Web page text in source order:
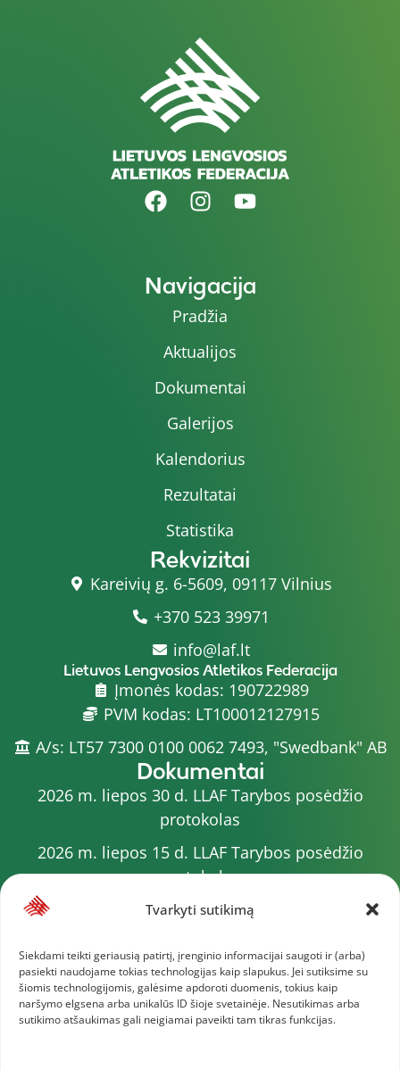
Tvarkyti sutikimą
Siekdami teikti geriausią patirtį, įrenginio informacijai saugoti ir (arba)
pasiekti naudojame tokias technologijas kaip slapukus. Jei sutiksime su
šiomis technologijomis, galėsime apdoroti duomenis, tokius kaip
naršymo elgsena arba unikalūs ID šioje svetainėje. Nesutikimas arba
sutikimo atšaukimas gali neigiamai paveikti tam tikras funkcijas.
Navigacija
Pradžia
Aktualijos
Dokumentai
Galerijos
Kalendorius
Rezultatai
Statistika
Rekvizitai
Kareivių g. 6-5609, 09117 Vilnius
+370 523 39971
info@laf.lt
Lietuvos Lengvosios Atletikos Federacija
Įmonės kodas: 190722989
PVM kodas: LT100012127915
A/s: LT57 7300 0100 0062 7493, "Swedbank" AB
Dokumentai
2026 m. liepos 30 d. LLAF Tarybos posėdžio
protokolas
2026 m. liepos 15 d. LLAF Tarybos posėdžio
protokolas
2026 m. liepos 20 d. LLAF VK posėdžio protokolas
2026 m. varžybų kalendorius
2026 m. liepos 4 d. LLAF Tarybos posėdžio
protokolas